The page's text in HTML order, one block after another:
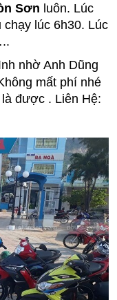
Sơn luôn. Lúc
lúc 6h30. Lúc
nhờ Anh Dũng
mất phí nhé
được . Liên Hệ: